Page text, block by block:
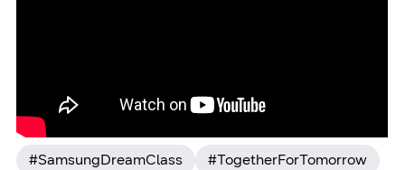
#SamsungDreamClass
#TogetherForTomorrow